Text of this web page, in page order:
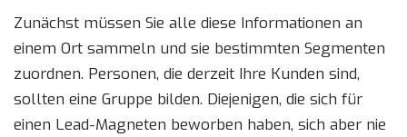
Zunächst müssen Sie alle diese Informationen an
einem Ort sammeln und sie bestimmten Segmenten
zuordnen. Personen, die derzeit Ihre Kunden sind,
sollten eine Gruppe bilden. Diejenigen, die sich für
einen Lead-Magneten beworben haben, sich aber nie